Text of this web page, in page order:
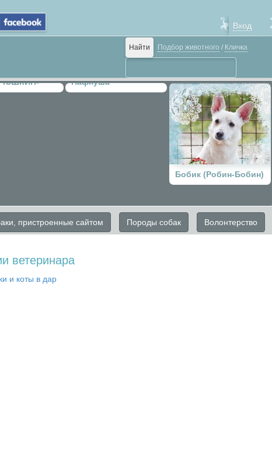
Вход
Найти Подбор животного / Кличка
Пафнуша
Бобик (Робин-Бобин)
пристроенные сайтом Породы собак Волонтерство
ветеринара
и коты в дap